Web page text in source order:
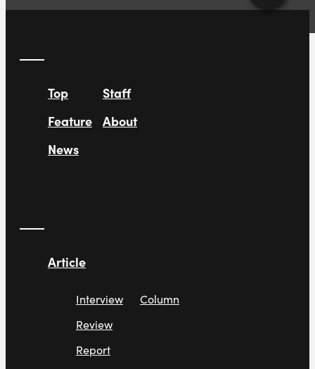
Top
Feature
News
Staff
About
Article
Interview
Review
Report
Column